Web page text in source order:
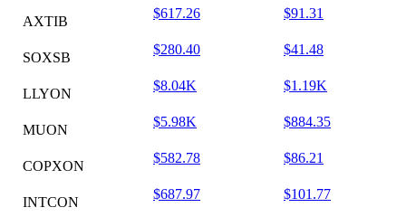
AXTIB
$617.26 $91.31
SOXSB
$280.40 $41.48
LLYON
$8.04K $1.19K
MUON
$5.98K $884.35
COPXON
$582.78 $86.21
INTCON
$687.97 $101.77